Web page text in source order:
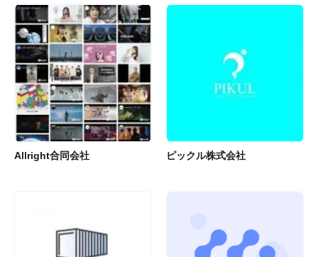
Allright合同会社 ピックル株式会社